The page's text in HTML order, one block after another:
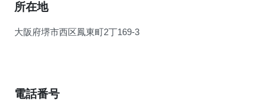
所在地
大阪府堺市西区鳳東町2丁169-3
電話番号